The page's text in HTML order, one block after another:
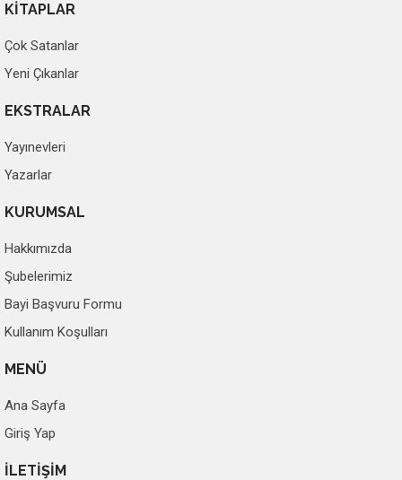
KİTAPLAR
Çok Satanlar
Yeni Çıkanlar
EKSTRALAR
Yayınevleri
Yazarlar
KURUMSAL
Hakkımızda
Şubelerimiz
Bayi Başvuru Formu
Kullanım Koşulları
MENÜ
Ana Sayfa
Giriş Yap
İLETİŞİM